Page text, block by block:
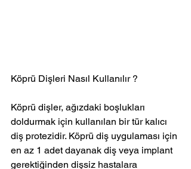
Köprü Dişleri Nasıl Kullanılır ?
Köprü dişler, ağızdaki boşlukları
doldurmak için kullanılan bir tür kalıcı
diş protezidir. Köprü diş uygulaması için
en az 1 adet dayanak diş veya implant
gerektiğinden dişsiz hastalara